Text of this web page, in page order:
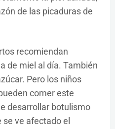
de las picaduras de
recomiendan
de miel al día. También
Pero los niños
comer este
desarrollar botulismo
ve afectado el